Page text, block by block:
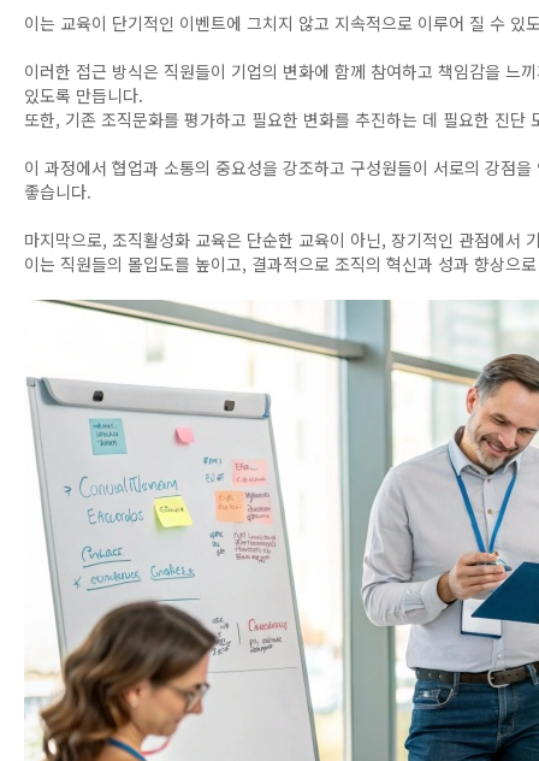
이는 교육이 단기적인 이벤트에 그치지 않고 지속적으로 이루어 질 수 있
이러한 접근 방식은 직원들이 기업의 변화에 함께 참여하고 책임감을 느
있도록 만듭니다.
또한, 기존 조직문화를 평가하고 필요한 변화를 추진하는 데 필요한 진단
이 과정에서 협업과 소통의 중요성을 강조하고 구성원들이 서로의 강점
좋습니다.
마지막으로, 조직활성화 교육은 단순한 교육이 아닌, 장기적인 관점에서
이는 직원들의 몰입도를 높이고, 결과적으로 조직의 혁신과 성과 향상으